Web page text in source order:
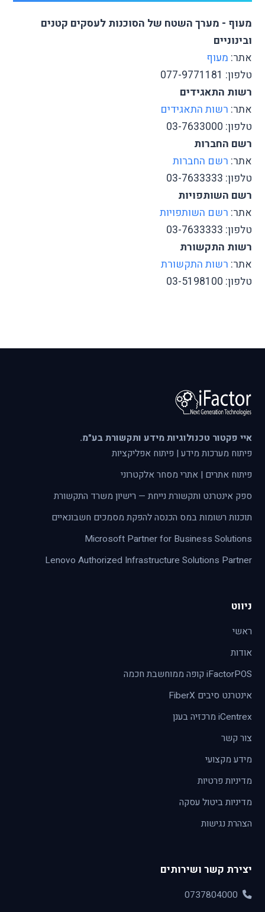
מעוף - מערך השטח של הסוכנות לעסקים קטנים
ובינוניים
אתר: מעוף
טלפון: 077-9771181
רשות התאגידים
אתר: רשות התאגידים
טלפון: 03-7633000
רשם החברות
אתר: רשם החברות
טלפון: 03-7633333
רשם השותפויות
אתר: רשם השותפויות
טלפון: 03-7633333
רשות התקשורת
אתר: רשות התקשורת
טלפון: 03-5198100
איי פקטור טכנולוגיות מידע ותקשורת בע"מ.
פיתוח מערכות מידע | פיתוח אפליקציות
פיתוח אתרים | אתרי מסחר אלקטרוני
ספק אינטרנט ותקשורת נייחת — רישיון משרד התקשורת
תוכנות רשומות במס הכנסה להפקת מסמכים חשבונאיים
Microsoft Partner for Business Solutions
Lenovo Authorized Infrastructure Solutions Partner
ניווט
ראשי
אודות
iFactorPOS קופה ממוחשבת חכמה
אינטרנט סיבים FiberX
iCentrex מרכזיה בענן
צור קשר
מידע מקצועי
מדיניות פרטיות
מדיניות ביטול עסקה
הצהרת נגישות
יצירת קשר ושירותים
0737804000